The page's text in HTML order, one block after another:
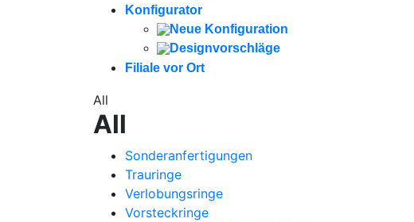
Konfigurator
Neue Konfiguration
Designvorschläge
Filiale vor Ort
All
All
Sonderanfertigungen
Trauringe
Verlobungsringe
Vorsteckringe